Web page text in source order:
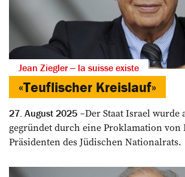
Jean Ziegler ‒ la suisse existe
«Teuflischer Kreislauf»
27. August 2025
Der Staat Israel wurde
gegründet durch eine Proklamation von
Präsidenten des Jüdischen Nationalrats.